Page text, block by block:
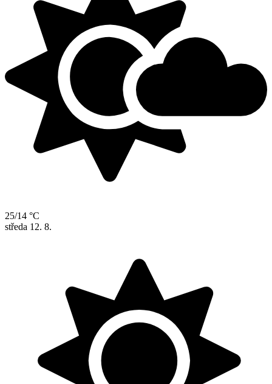
25/14 °C
středa 12. 8.